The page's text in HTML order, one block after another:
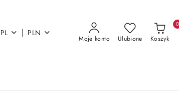
PL | PLN
Moje konto Ulubione Koszyk
0